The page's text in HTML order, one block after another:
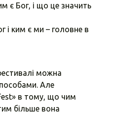
є Бог, і що це значить
і ким є ми – головне в
можна
Але
в тому, що чим
більше вона